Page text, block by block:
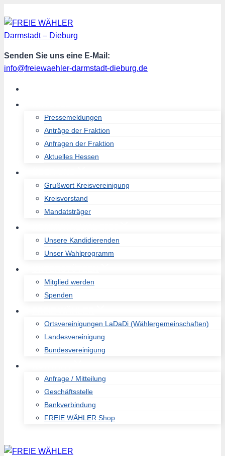
Inhalt
springen
Senden Sie uns eine E-Mail:
info@freiewaehler-darmstadt-dieburg.de
Pressemeldungen
Anträge der Fraktion
Anfragen der Fraktion
Aktuelles Hessen
Grußwort Kreisvereinigung
Kreisvorstand
Mandatsträger
Unsere Kandidierenden
Unser Wahlprogramm
Mitglied werden
Spenden
Ortsvereinigungen LaDaDi (Wählergemeinschaften)
Landesvereinigung
Bundesvereinigung
Anfrage / Mitteilung
Geschäftsstelle
Bankverbindung
FREIE WÄHLER Shop